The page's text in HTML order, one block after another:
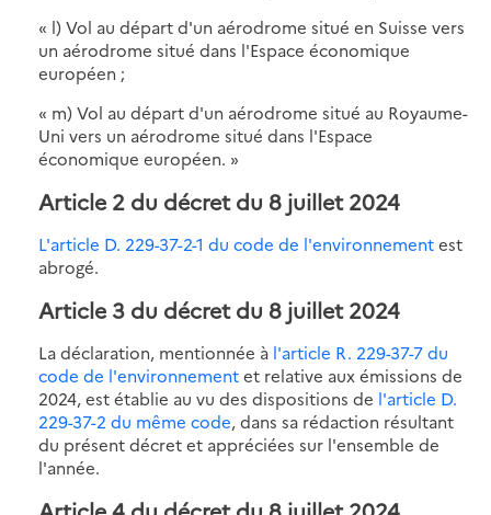
« l) Vol au départ d'un aérodrome situé en Suisse vers
un aérodrome situé dans l'Espace économique
européen ;
« m) Vol au départ d'un aérodrome situé au Royaume-
Uni vers un aérodrome situé dans l'Espace
économique européen. »
Article 2 du décret du 8 juillet 2024
L'article D. 229-37-2-1 du code de l'environnementest
abrogé.
Article 3 du décret du 8 juillet 2024
La déclaration, mentionnée à l'article R. 229-37-7 du
code de l'environnementet relative aux émissions de
2024, est établie au vu des dispositions de l'article D.
229-37-2 du même code, dans sa rédaction résultant
du présent décret et appréciées sur l'ensemble de
l'année.